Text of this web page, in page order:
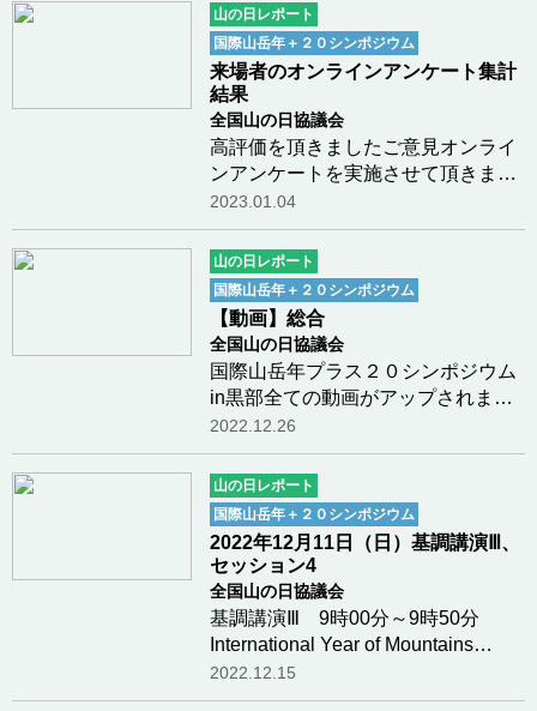
山の日レポート
国際山岳年＋２０シンポジウム
来場者のオンラインアンケート集計
結果
全国山の日協議会
高評価を頂きましたご意見オンライ
ンアンケートを実施させて頂きまし
たところ42名の方々から貴重なご意
見を頂戴出来ました。今後のイベン
ト開催に向けて、参考にさせて頂き
たいと思います。何人かの方々のご
意見を抜粋させ…つづきを読む
2023.01.04
山の日レポート
国際山岳年＋２０シンポジウム
【動画】総合
全国山の日協議会
国際山岳年プラス２０シンポジウム
in黒部全ての動画がアップされまし
た。12月10日（土）開会式、基調講
演Ⅰ、セッション1○開会式 開会式
の模様 12月10日
（土）開会式の模様は、こちら 開
会式の模様【動画…つづきを読む
2022.12.26
山の日レポート
国際山岳年＋２０シンポジウム
2022年12月11日（日）基調講演Ⅲ、
セッション4
全国山の日協議会
基調講演Ⅲ 9時00分～9時50分
International Year of Mountains
Plus20-Focus on Sustainable
Mountain Development （国際山岳
2022.12.15